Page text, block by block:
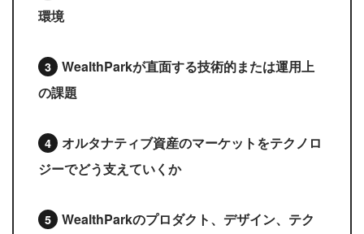
環境
WealthParkが直面する技術的または運用上
の課題
オルタナティブ資産のマーケットをテクノロ
ジーでどう支えていくか
WealthParkのプロダクト、デザイン、テク